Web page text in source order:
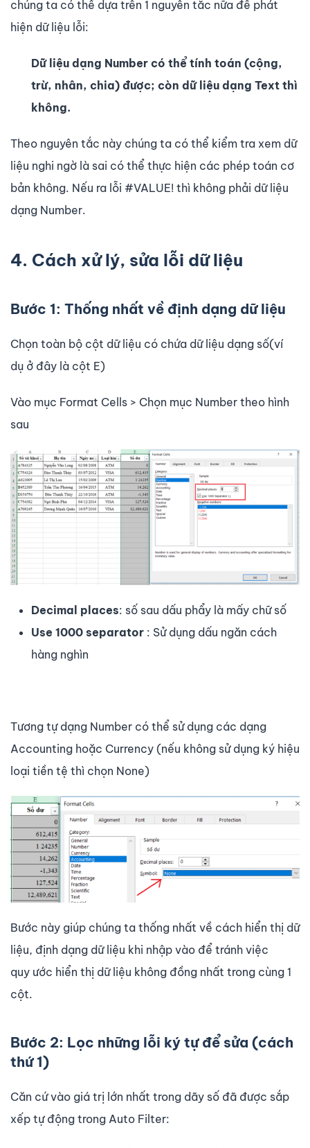
chúng ta có thể dựa trên 1 nguyên tắc nữa để phát
hiện dữ liệu lỗi:
Dữ liệu dạng Number có thể tính toán (cộng,
trừ, nhân, chia) được; còn dữ liệu dạng Text thì
không.
Theo nguyên tắc này chúng ta có thể kiểm tra xem dữ
liệu nghi ngờ là sai có thể thực hiện các phép toán cơ
bản không. Nếu ra lỗi #VALUE! thì không phải dữ liệu
dạng Number.
4. Cách xử lý, sửa lỗi dữ liệu
Bước 1: Thống nhất về định dạng dữ liệu
Chọn toàn bộ cột dữ liệu có chứa dữ liệu dạng số(ví
dụ ở đây là cột E)
Vào mục Format Cells > Chọn mục Number theo hình
sau
Decimal places: số sau dấu phẩy là mấy chữ số
Use 1000 separator : Sử dụng dấu ngăn cách
hàng nghìn
Tương tự dạng Number có thể sử dụng các dạng
Accounting hoặc Currency (nếu không sử dụng ký hiệu
loại tiền tệ thì chọn None)
Bước này giúp chúng ta thống nhất về cách hiển thị dữ
liệu, định dạng dữ liệu khi nhập vào để tránh việc
quy ước hiển thị dữ liệu không đồng nhất trong cùng 1
cột.
Bước 2: Lọc những lỗi ký tự để sửa (cách
thứ 1)
Căn cứ vào giá trị lớn nhất trong dãy số đã được sắp
xếp tự động trong Auto Filter: